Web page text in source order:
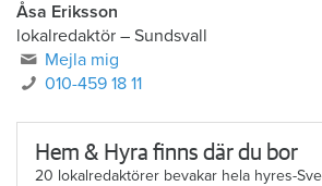
Åsa Eriksson
lokalredaktör – Sundsvall
Mejla mig
010-459 18 11
Hem & Hyra finns där du bor
20 lokalredaktörer bevakar hela hyres-